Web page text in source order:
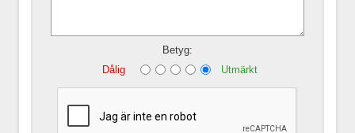
Betyg:
Dålig
Utmärkt